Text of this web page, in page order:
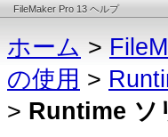
FileMaker Pro 13 ヘルプ
ホーム >
の使用 >
> Runtime ソ